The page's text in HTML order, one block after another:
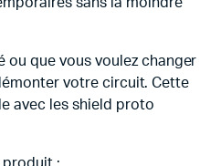
ou que vous voulez changer
votre circuit. Cette
avec les shield proto